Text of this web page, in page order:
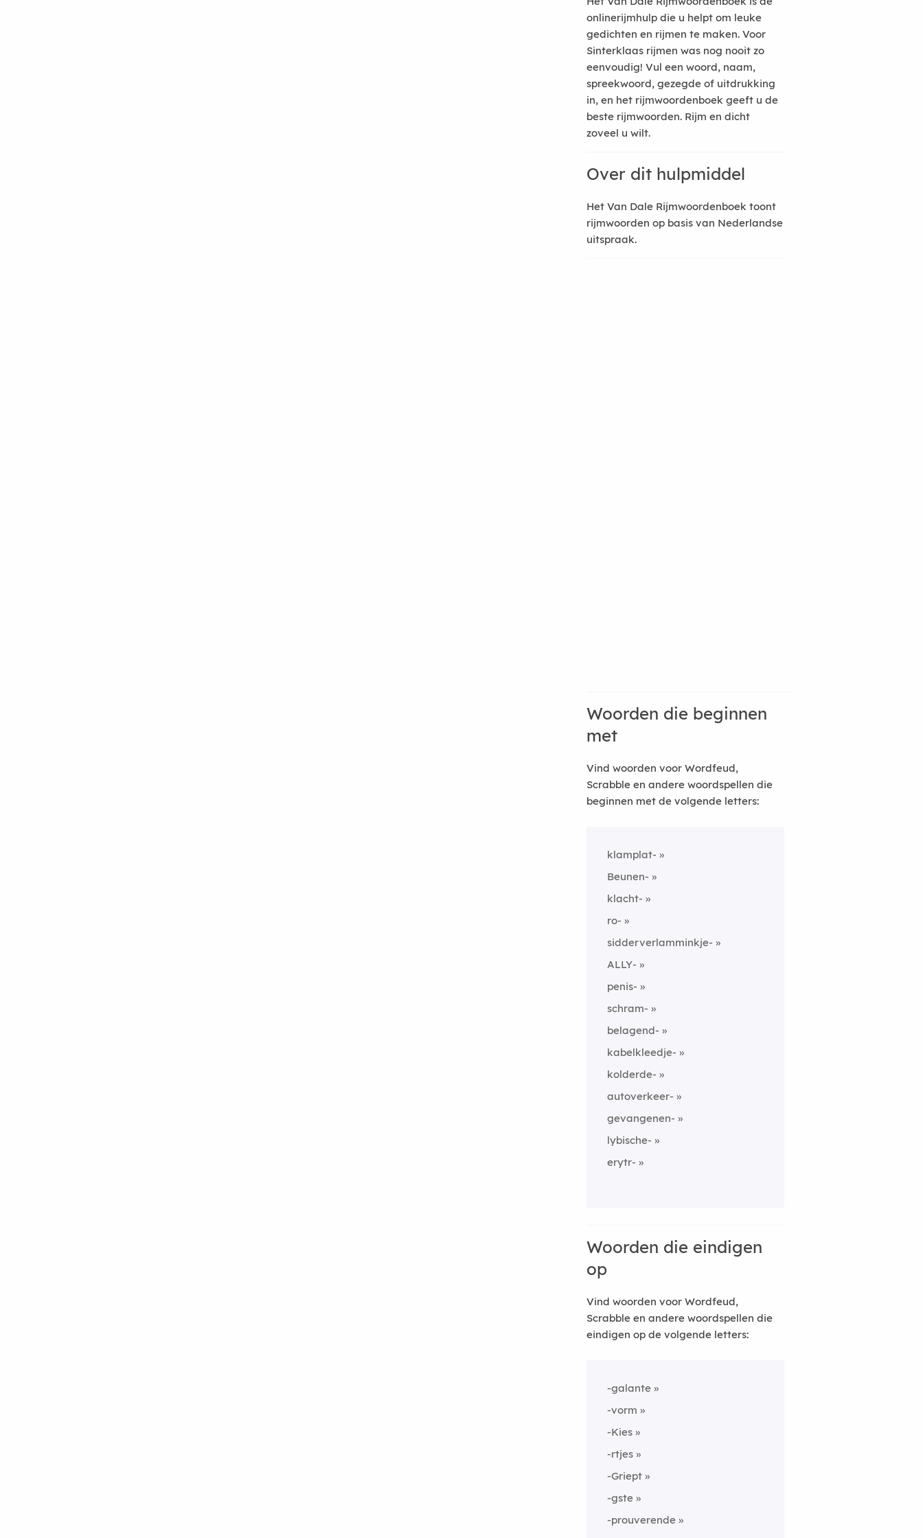
onlinerijmhulp die u helpt om leuke
gedichten en rijmen te maken. Voor
Sinterklaas rijmen was nog nooit zo
eenvoudig! Vul een woord, naam,
spreekwoord, gezegde of uitdrukking
in, en het rijmwoordenboek geeft u de
beste rijmwoorden. Rijm en dicht
zoveel u wilt.
Over dit hulpmiddel
Het Van Dale Rijmwoordenboek toont
rijmwoorden op basis van Nederlandse
uitspraak.
Woorden die beginnen
met
Vind woorden voor Wordfeud,
Scrabble en andere woordspellen die
beginnen met de volgende letters:
klamplat-
Beunen-
klacht-
ro-
sidderverlamminkje-
ALLY-
penis-
schram-
belagend-
kabelkleedje-
kolderde-
autoverkeer-
gevangenen-
lybische-
erytr-
Woorden die eindigen
op
Vind woorden voor Wordfeud,
Scrabble en andere woordspellen die
eindigen op de volgende letters:
-galante
-vorm
-Kies
-rtjes
-Griept
-gste
-prouverende